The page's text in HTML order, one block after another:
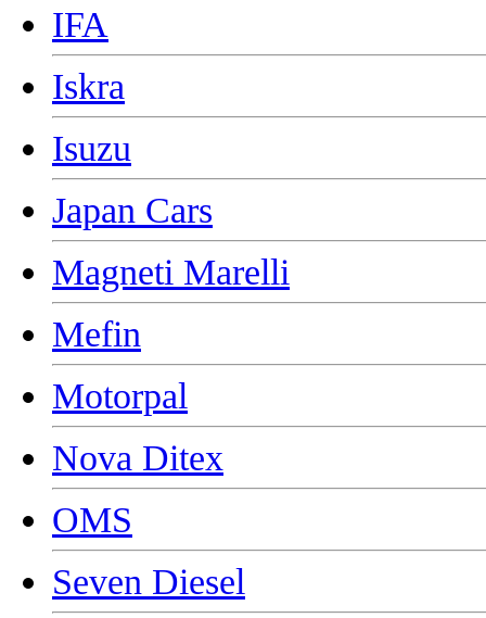
IFA
Iskra
Isuzu
Japan Cars
Magneti Marelli
Mefin
Motorpal
Nova Ditex
OMS
Seven Diesel